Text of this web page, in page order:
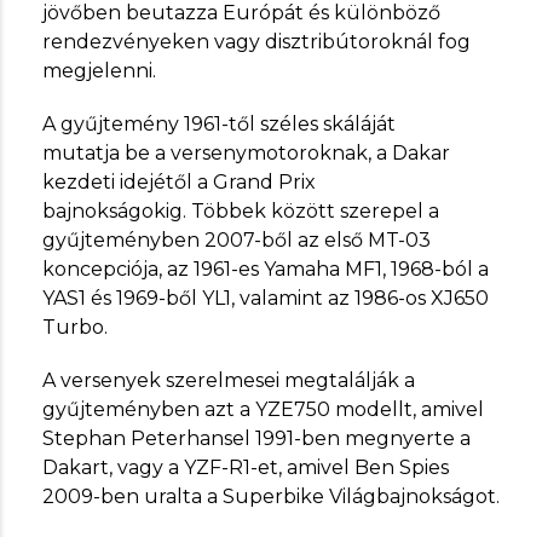
jövőben beutazza Európát és különböző
rendezvényeken vagy disztribútoroknál fog
megjelenni.
A gyűjtemény 1961-től széles skáláját
mutatja be a versenymotoroknak, a Dakar
kezdeti idejétől a Grand Prix
bajnokságokig. Többek között szerepel a
gyűjteményben 2007-ből az első MT-03
koncepciója, az 1961-es Yamaha MF1, 1968-ból a
YAS1 és 1969-ből YL1, valamint az 1986-os XJ650
Turbo.
A versenyek szerelmesei megtalálják a
gyűjteményben azt a YZE750 modellt, amivel
Stephan Peterhansel 1991-ben megnyerte a
Dakart, vagy a YZF-R1-et, amivel Ben Spies
2009-ben uralta a Superbike Világbajnokságot.